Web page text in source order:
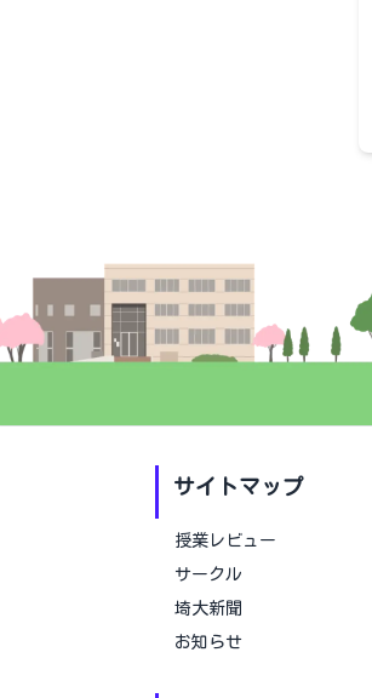
サイトマップ
授業レビュー
サークル
埼大新聞
お知らせ